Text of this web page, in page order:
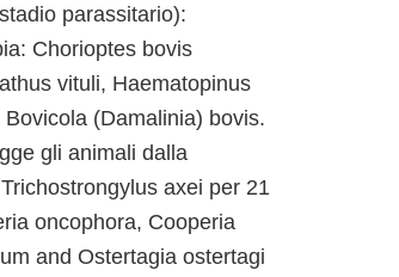
parassitario):
Chorioptes bovis
vituli, Haematopinus
(Damalinia) bovis.
gli animali dalla
axei per 21
oncophora, Cooperia
and Ostertagia ostertagi